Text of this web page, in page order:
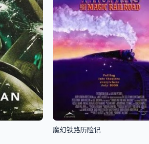
魔幻铁路历险记